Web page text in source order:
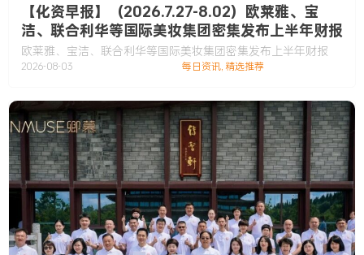
【化资早报】（2026.7.27-8.02）欧莱雅、宝
洁、联合利华等国际美妆集团密集发布上半年财报
欧莱雅、宝洁、联合利华等国际美妆集团密集发布上半年财报
2026-08-03 每日资讯,精选推荐